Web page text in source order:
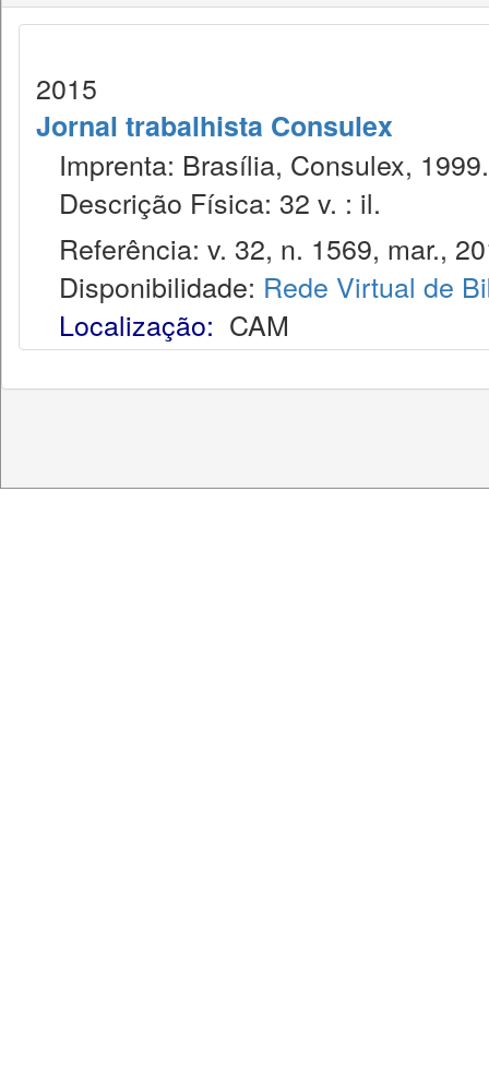
2015
Jornal trabalhista Consulex
Imprenta: Brasília, Consulex, 1999.
Descrição Física: 32 v. : il.
Referência: v. 32, n. 1569, mar.,
Disponibilidade: Rede Virtual de
Localização: CAM